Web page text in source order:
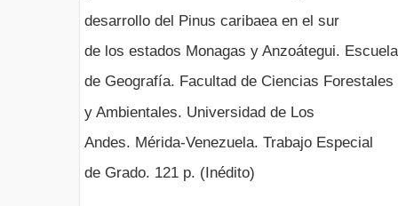
desarrollo del Pinus caribaea en el sur
de los estados Monagas y Anzoátegui. Escuela
de Geografía. Facultad de Ciencias Forestales
y Ambientales. Universidad de Los
Andes. Mérida-Venezuela. Trabajo Especial
de Grado. 121 p. (Inédito)